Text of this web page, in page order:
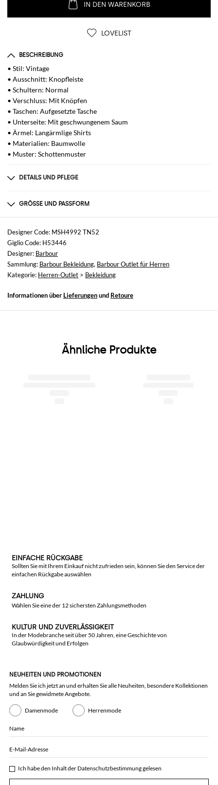
IN DEN WARENKORB
LOVELIST
BESCHREIBUNG
• Stil: Vintage
• Ausschnitt: Knopfleiste
• Schultern: Normal
• Verschluss: Mit Knöpfen
• Taschen: Aufgesetzte Tasche
• Unterseite: Mit geschwungenem Saum
• Ärmel: Langärmlige Shirts
• Materialien: Baumwolle
• Muster: Schottenmuster
DETAILS UND PFLEGE
wwwGRÖSSE UND PASSFORM
Größen
nicht verfügbar
Größe und Passform
Normale Passform
Designer Code: MSH4992 TN52
Giglio Code: H53446
Designer: Barbour
Sammlung: Barbour Bekleidung, Barbour Outlet für Herren
Kategorie: Herren-Outlet > Bekleidung
Informationen über Lieferungenund Retoure
Ähnliche Produkte
EINFACHE RÜCKGABE
Sollten Sie mit Ihrem Einkauf nicht zufrieden sein, können Sie den Service der
einfachen Rückgabe auswählen
ZAHLUNG
Wählen Sie eine der 12 sichersten Zahlungsmethoden
KULTUR UND ZUVERLÄSSIGKEIT
In der Modebranche seit über 50 Jahren, eine Geschichte von
Glaubwürdigkeit und Erfolgen
NEUHEITEN UND PROMOTIONEN
Melden Sie ich jetzt an und erhalten Sie alle Neuheiten, besondere Kollektionen
und an Sie gewidmete Angebote.
Damenmode Herrenmode
Name
E-Mail-Adresse
Ich habe den Inhalt der Datenschutzbestimmunggelesen